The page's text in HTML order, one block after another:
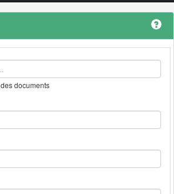
documents